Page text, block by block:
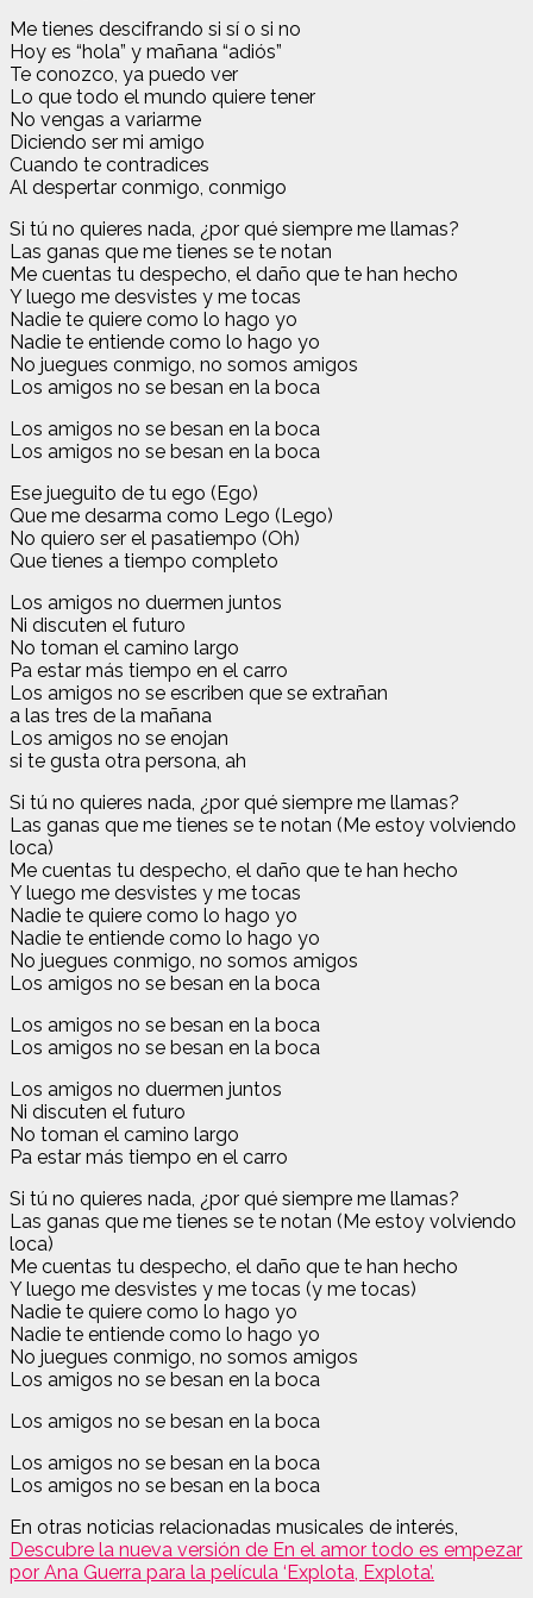
Me tienes descifrando si sí o si no
Hoy es “hola” y mañana “adiós”
Te conozco, ya puedo ver
Lo que todo el mundo quiere tener
No vengas a variarme
Diciendo ser mi amigo
Cuando te contradices
Al despertar conmigo, conmigo
Si tú no quieres nada, ¿por qué siempre me llamas?
Las ganas que me tienes se te notan
Me cuentas tu despecho, el daño que te han hecho
Y luego me desvistes y me tocas
Nadie te quiere como lo hago yo
Nadie te entiende como lo hago yo
No juegues conmigo, no somos amigos
Los amigos no se besan en la boca
Los amigos no se besan en la boca
Los amigos no se besan en la boca
Ese jueguito de tu ego (Ego)
Que me desarma como Lego (Lego)
No quiero ser el pasatiempo (Oh)
Que tienes a tiempo completo
Los amigos no duermen juntos
Ni discuten el futuro
No toman el camino largo
Pa estar más tiempo en el carro
Los amigos no se escriben que se extrañan
a las tres de la mañana
Los amigos no se enojan
si te gusta otra persona, ah
Si tú no quieres nada, ¿por qué siempre me llamas?
Las ganas que me tienes se te notan (Me estoy volviendo
loca)
Me cuentas tu despecho, el daño que te han hecho
Y luego me desvistes y me tocas
Nadie te quiere como lo hago yo
Nadie te entiende como lo hago yo
No juegues conmigo, no somos amigos
Los amigos no se besan en la boca
Los amigos no se besan en la boca
Los amigos no se besan en la boca
Los amigos no duermen juntos
Ni discuten el futuro
No toman el camino largo
Pa estar más tiempo en el carro
Si tú no quieres nada, ¿por qué siempre me llamas?
Las ganas que me tienes se te notan (Me estoy volviendo
loca)
Me cuentas tu despecho, el daño que te han hecho
Y luego me desvistes y me tocas (y me tocas)
Nadie te quiere como lo hago yo
Nadie te entiende como lo hago yo
No juegues conmigo, no somos amigos
Los amigos no se besan en la boca
Los amigos no se besan en la boca
Los amigos no se besan en la boca
Los amigos no se besan en la boca
En otras noticias relacionadas musicales de interés,
Descubre la nueva versión de En el amor todo es empezar
por Ana Guerra para la película ‘Explota, Explota’.